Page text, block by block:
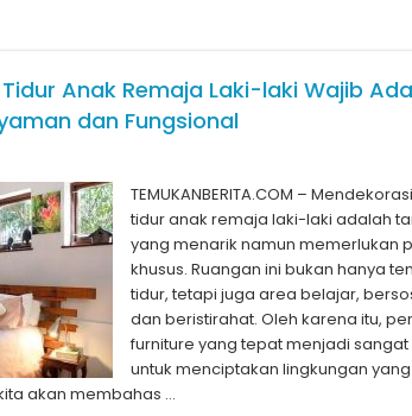
Anak Remaja Laki-laki Wajib
dan Fungsional
TEMUKANBERITA.COM –
tidur anak remaja laki-laki adalah
yang menarik namun memerlukan
khusus. Ruangan ini bukan hanya
tidur, tetapi juga area belajar,
dan beristirahat. Oleh karena itu,
furniture yang tepat menjadi
untuk menciptakan lingkungan
akan membahas …